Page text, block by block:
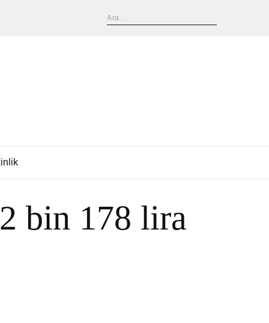
bin 178 lira